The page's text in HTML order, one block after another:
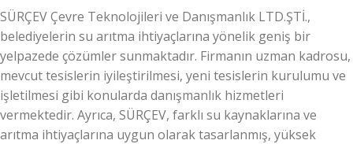
SÜRÇEV Çevre Teknolojileri ve Danışmanlık LTD.ŞTİ.,
belediyelerin su arıtma ihtiyaçlarına yönelik geniş bir
yelpazede çözümler sunmaktadır. Firmanın uzman kadrosu,
mevcut tesislerin iyileştirilmesi, yeni tesislerin kurulumu ve
işletilmesi gibi konularda danışmanlık hizmetleri
vermektedir. Ayrıca, SÜRÇEV, farklı su kaynaklarına ve
arıtma ihtiyaçlarına uygun olarak tasarlanmış, yüksek